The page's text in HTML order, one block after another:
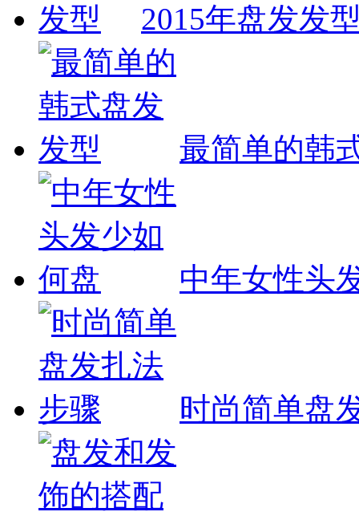
2015年盘发发
最简单的韩
中年女性头
时尚简单盘